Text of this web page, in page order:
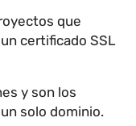
que
certificado SSL
y son los
solo dominio.